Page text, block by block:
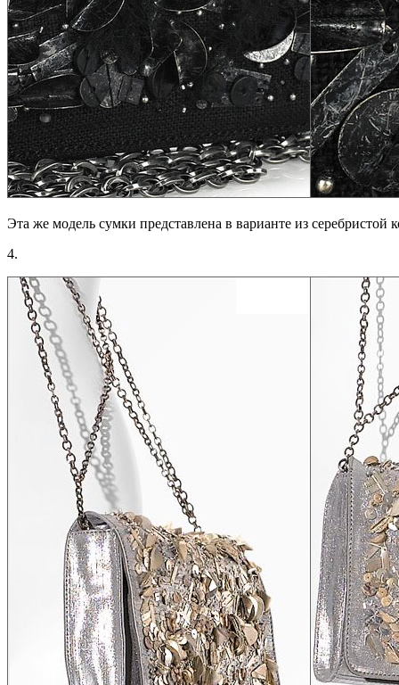
Эта же модель сумки представлена в варианте из серебристой
4.